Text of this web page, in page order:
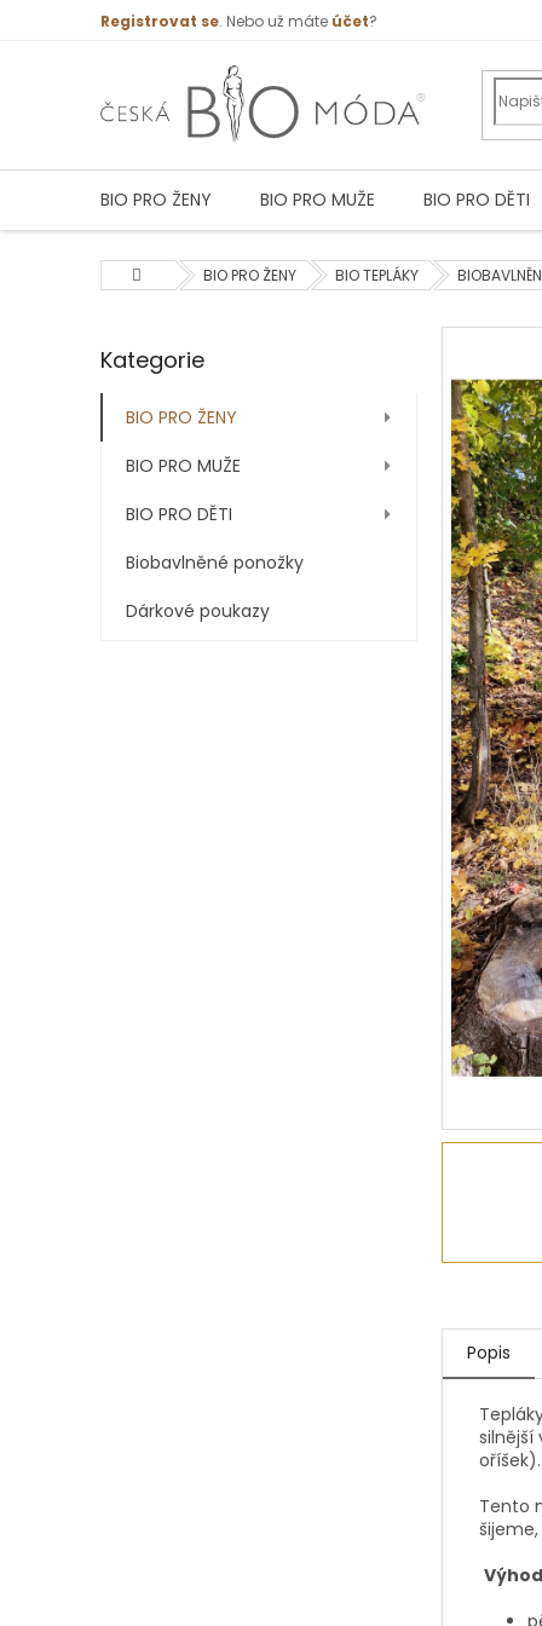
Registrovat se. Nebo už máte účet?
BIO PRO ŽENY BIO PRO MUŽE BIO PRO DĚTI
DomůBIO PRO ŽENY BIO TEPLÁKY
o
s
r
Přeskočit
kategorie
Kategorie
BIO PRO ŽENY
BIO PRO MUŽE
BIO PRO DĚTI
Biobavlněné ponožky
Dárkové poukazy
Popis
silnější
Tento